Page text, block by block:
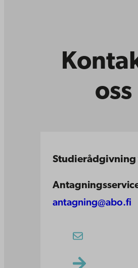
oss
Studierådgivning
antagning@abo.fi